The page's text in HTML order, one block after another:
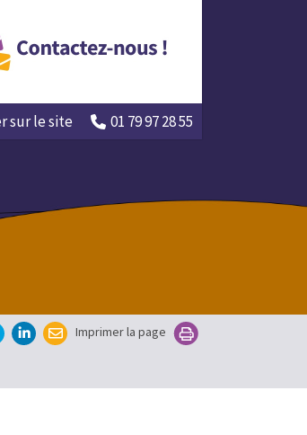
sur le site 01 79 97 28 55
Imprimer la page